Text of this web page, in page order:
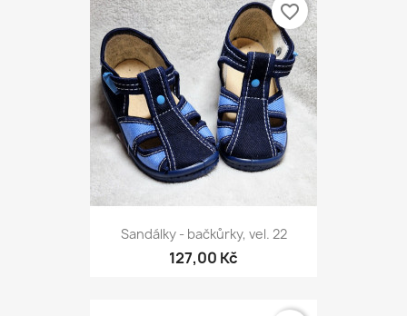
Sandálky - bačkůrky, vel. 22
127,00 Kč
favorite_border